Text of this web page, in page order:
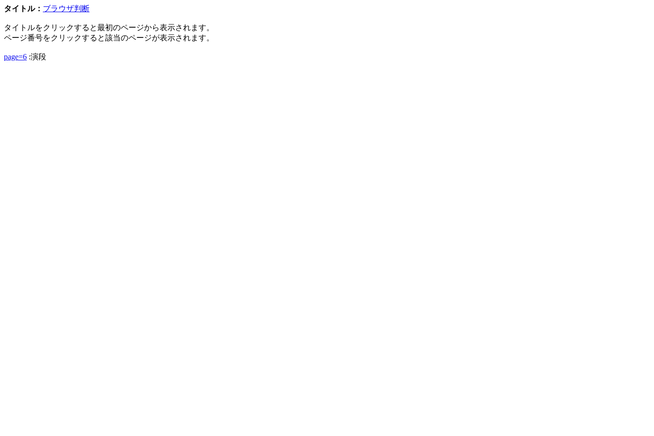
タイトル： ブラウザ判断
タイトルをクリックすると最初のページから表示されます。
ページ番号をクリックすると該当のページが表示されます。
page=6 :演段